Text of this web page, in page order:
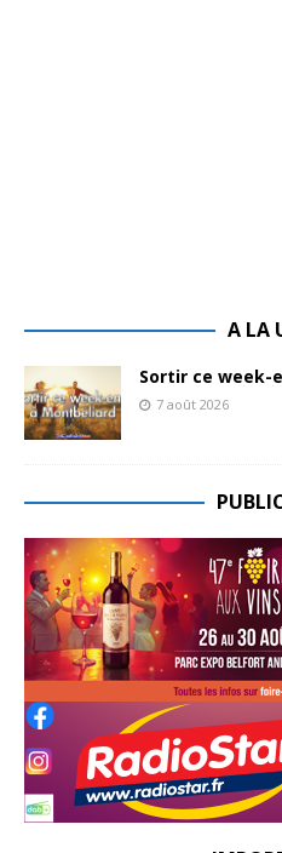
A LA
Sortir ce week-
7 août 2026